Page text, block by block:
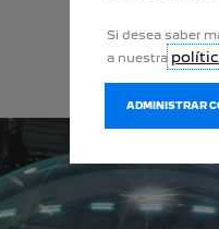
Si desea saber
a nuestra
ADMINISTRAR